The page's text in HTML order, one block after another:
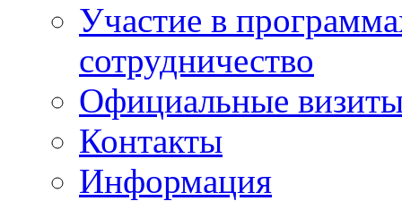
Участие в
сотрудничество
Официальные
Контакты
Информация